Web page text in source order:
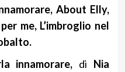
About Elly,
me, L’imbroglio nel
innamorare, di Nia